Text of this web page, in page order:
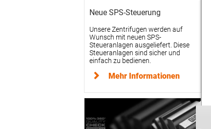
Neue SPS-Steuerung
Unsere Zentrifugen werden auf
Wunsch mit neuen SPS-
Steueranlagen ausgeliefert. Diese
Steueranlagen sind sicher und
einfach zu bedienen.
Mehr Informationen